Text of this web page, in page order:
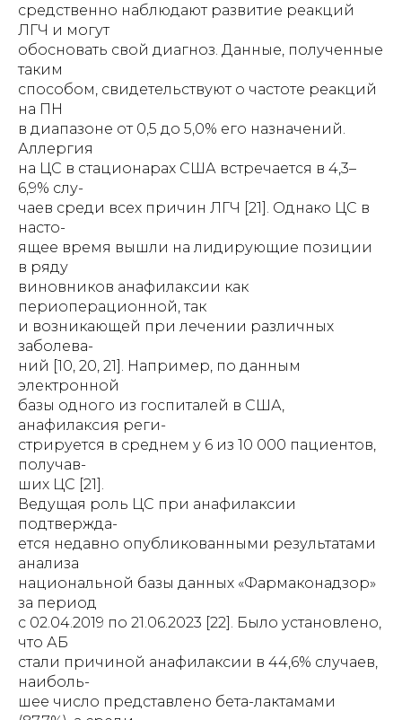
средственно наблюдают развитие реакций
ЛГЧ и могут
обосновать свой диагноз. Данные, полученные
таким
способом, свидетельствуют о частоте реакций
на ПН
в диапазоне от 0,5 до 5,0% его назначений.
Аллергия
на ЦС в стационарах США встречается в 4,3–
6,9% слу-
чаев среди всех причин ЛГЧ [21]. Однако ЦС в
насто-
ящее время вышли на лидирующие позиции
в ряду
виновников анафилаксии как
периоперационной, так
и возникающей при лечении различных
заболева-
ний [10, 20, 21]. Например, по данным
электронной
базы одного из госпиталей в США,
анафилаксия реги-
стрируется в среднем у 6 из 10 000 пациентов,
получав-
ших ЦС [21].
Ведущая роль ЦС при анафилаксии
подтвержда-
ется недавно опубликованными результатами
анализа
национальной базы данных «Фармаконадзор»
за период
с 02.04.2019 по 21.06.2023 [22]. Было установлено,
что АБ
стали причиной анафилаксии в 44,6% случаев,
наиболь-
шее число представлено бета-лактамами